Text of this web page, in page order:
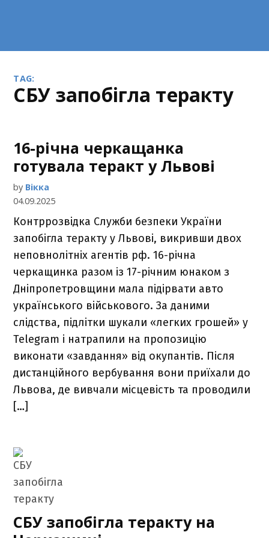
TAG:
СБУ запобігла теракту
16-річна черкащанка
готувала теракт у Львові
by Вікка
04.09.2025
Контррозвідка Служби безпеки України
запобігла теракту у Львові, викривши двох
неповнолітніх агентів рф. 16-річна
черкащинка разом із 17-річним юнаком з
Дніпропетровщини мала підірвати авто
українського військового. За даними
слідства, підлітки шукали «легких грошей» у
Telegram і натрапили на пропозицію
виконати «завдання» від окупантів. Після
дистанційного вербування вони приїхали до
Львова, де вивчали місцевість та проводили
[…]
СБУ запобігла теракту на